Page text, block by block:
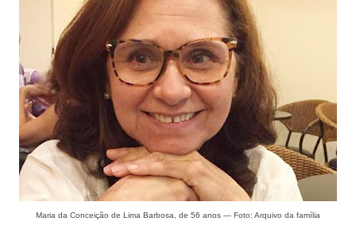
Maria da Conceição de Lima Barbosa, de 56 anos — Foto: Arquivo da família